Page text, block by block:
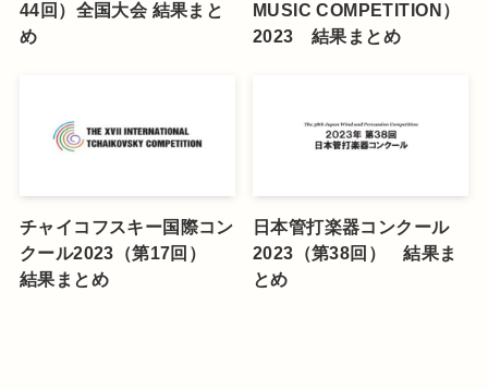
44回）全国大会 結果まと
め
MUSIC COMPETITION）
2023 結果まとめ
チャイコフスキー国際コン
クール2023（第17回）
結果まとめ
日本管打楽器コンクール
2023（第38回） 結果ま
とめ